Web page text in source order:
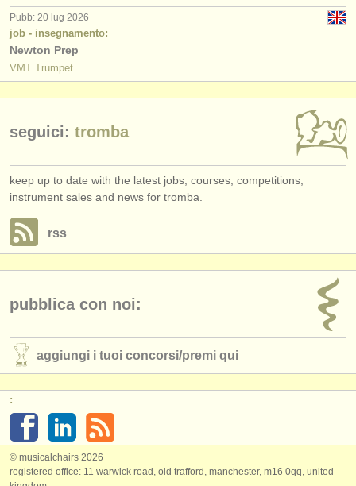
Pubb: 20 lug 2026
job - insegnamento:
Newton Prep
VMT Trumpet
seguici: tromba
keep up to date with the latest jobs, courses, competitions,
instrument sales and news for tromba.
rss
pubblica con noi:
aggiungi i tuoi concorsi/premi qui
:
© musicalchairs 2026
registered office: 11 warwick road, old trafford, manchester, m16 0qq, united